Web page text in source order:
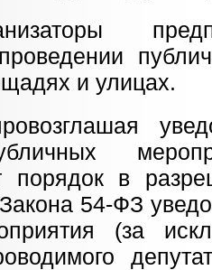
и улицах.
порядок в
54-ФЗ
(за